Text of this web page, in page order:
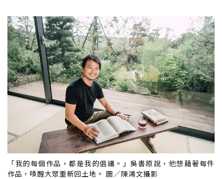
「我的每個作品，都是我的倡議。」吳書原說，他想藉著每件
作品，喚醒大眾重新回土地。 圖／陳鴻文攝影